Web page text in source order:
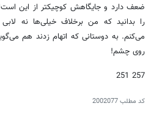
ضعف دارد و جایگاهش کوچیکتر از این
را بدانید که من برخلاف خیلی‌ها نه
می‌کنم. به دوستانی که اتهام زدند هم
روی چشم!
257 251
کد مطلب2002077